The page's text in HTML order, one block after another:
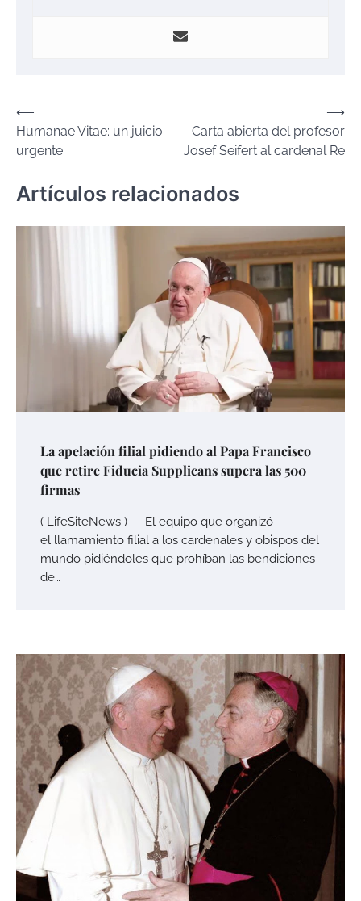
Navegación
de
entradas
⟵
Humanae Vitae: un juicio
urgente
Carta abierta del profesor
Josef Seifert al cardenal Re
⟶
Artículos relacionados
La apelación filial pidiendo al Papa Francisco
que retire Fiducia Supplicans supera las 500
firmas
( LifeSiteNews ) — El equipo que organizó
el llamamiento filial a los cardenales y obispos del
mundo pidiéndoles que prohíban las bendiciones
de…